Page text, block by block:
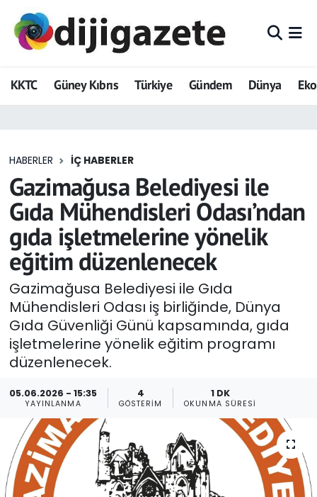
KKTC Güney Kıbrıs Türkiye Gündem Dünya
HABERLER İÇ HABERLER
Gazimağusa Belediyesi ile
Gıda Mühendisleri Odası’ndan
gıda işletmelerine yönelik
eğitim düzenlenecek
Gazimağusa Belediyesi ile Gıda
Mühendisleri Odası iş birliğinde, Dünya
Gıda Güvenliği Günü kapsamında, gıda
işletmelerine yönelik eğitim programı
düzenlenecek.
05.06.2026 - 15:35
YAYINLANMA
4
GÖSTERIM
1 DK
OKUNMA SÜRESI
ADVERTORIAL
Dijigazete
Eğitim
Ekonomi
Foto Galeri
GEZİ
Güncel
Gündem
KKTC YEREL SEÇİM 2018
Kültür Sanat
Magazin
Hava Durumu
Trafik Durumu
Tüm Manşetler
Son Dakika Haberleri
Haber Arşivi